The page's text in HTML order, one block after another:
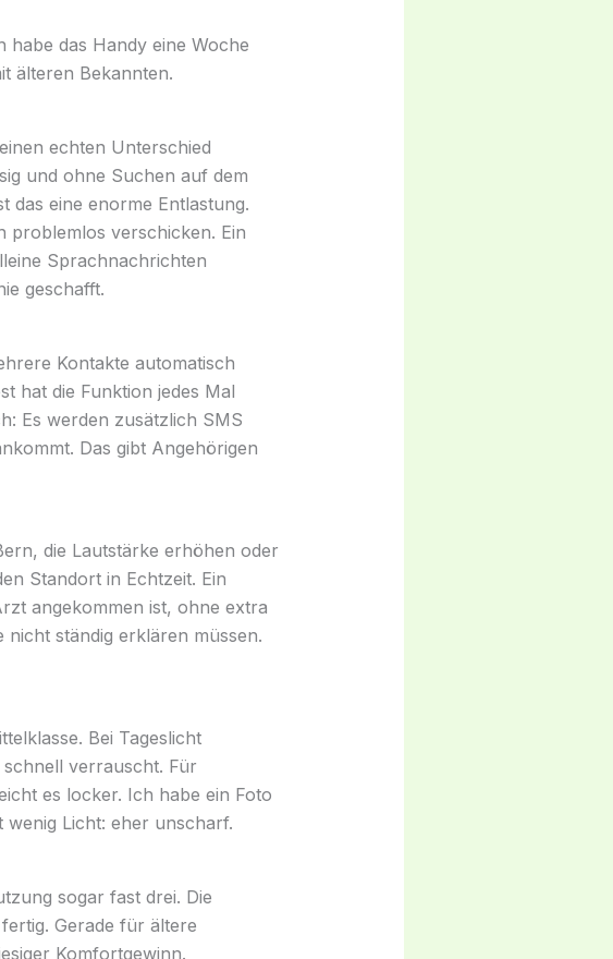
habe das Handy eine Woche
älteren Bekannten.
echten Unterschied
und ohne Suchen auf dem
das eine enorme Entlastung.
problemlos verschicken. Ein
Sprachnachrichten
geschafft.
Kontakte automatisch
hat die Funktion jedes Mal
Es werden zusätzlich SMS
Das gibt Angehörigen
die Lautstärke erhöhen oder
Standort in Echtzeit. Ein
angekommen ist, ohne extra
nicht ständig erklären müssen.
Bei Tageslicht
verrauscht. Für
es locker. Ich habe ein Foto
wenig Licht: eher unscharf.
sogar fast drei. Die
Gerade für ältere
Komfortgewinn.